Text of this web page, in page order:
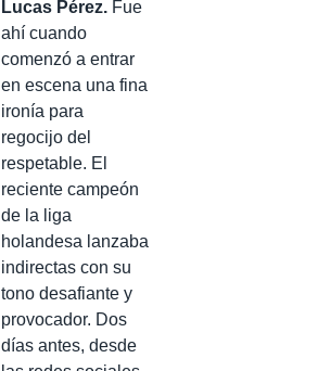
Lucas Pérez. Fue
ahí cuando
comenzó a entrar
en escena una fina
ironía para
regocijo del
respetable. El
reciente campeón
de la liga
holandesa lanzaba
indirectas con su
tono desafiante y
provocador. Dos
días antes, desde